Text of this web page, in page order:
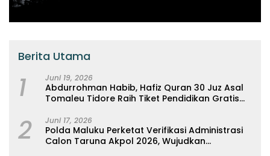
Berita Utama
1 Juni 19, 2026
Abdurrohman Habib, Hafiz Quran 30 Juz Asal
Tomaleu Tidore Raih Tiket Pendidikan Gratis
2 Juni 17, 2026
Polda Maluku Perketat Verifikasi Administrasi
Calon Taruna Akpol 2026, Wujudkan